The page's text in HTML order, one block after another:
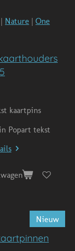
| Nature | One
kaartpins
Popart tekst
Nieuw